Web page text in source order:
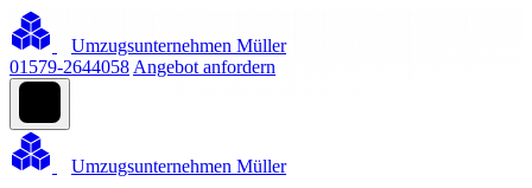
Umzugsunternehmen Müller
01579-2644058 Angebot anfordern
Umzugsunternehmen Müller